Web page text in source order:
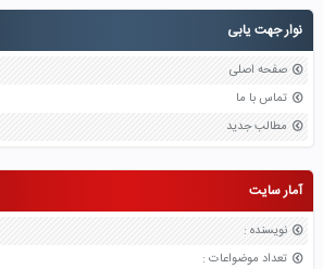
نوار جهت یابی
صفحه اصلی
تماس با ما
مطالب جدید
آمار سایت
نویسنده :
تعداد موضواعات :